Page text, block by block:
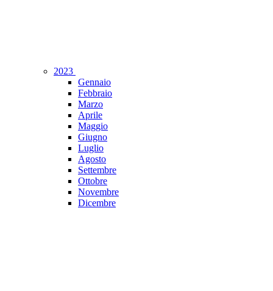
2023
Gennaio
Febbraio
Marzo
Aprile
Maggio
Giugno
Luglio
Agosto
Settembre
Ottobre
Novembre
Dicembre